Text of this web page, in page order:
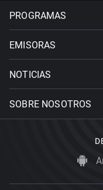
PROGRAMAS
EMISORAS
NOTICIAS
SOBRE NOSOTROS